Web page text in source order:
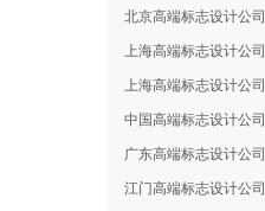
北京高端标志设计公司
上海高端标志设计公司
上海高端标志设计公司
中国高端标志设计公司
广东高端标志设计公司
江门高端标志设计公司